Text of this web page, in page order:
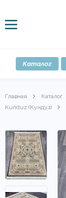
Каталог
Главная Каталог
Kunduz (Кундуз)